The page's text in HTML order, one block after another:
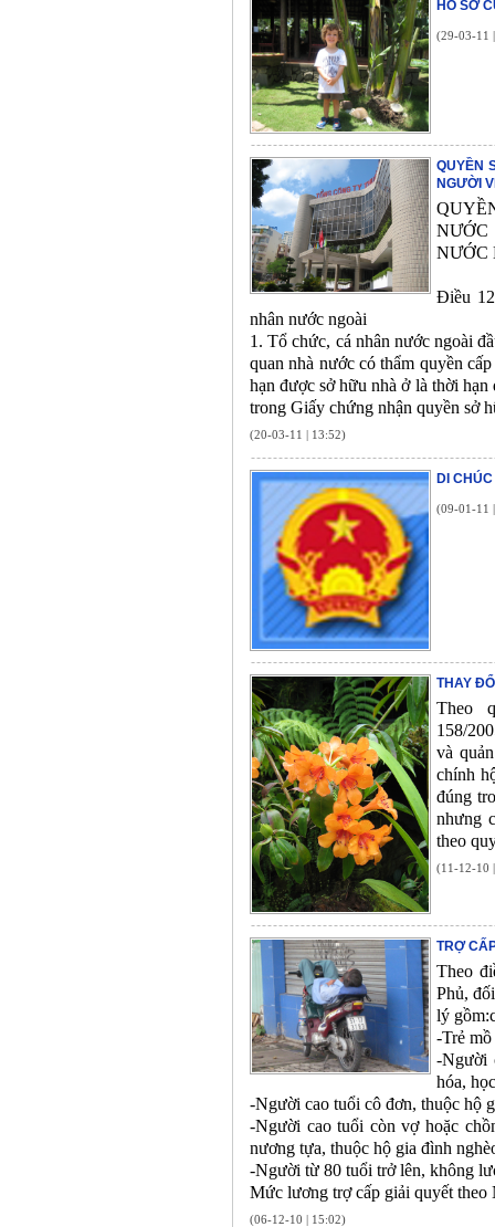
HỒ SƠ
(29-03-11
QUYỀN
NGƯỜI
NƯỚC
Điều
nhân nước ngoài
1. Tổ chức, cá nhân nước ngoài
quan nhà nước có thẩm quyền
hạn được sở hữu nhà ở là thời
trong Giấy chứng nhận quyền sở
(20-03-11 | 13:52)
DI
(09-01-11
THAY
Theo
158/
và
chính
đúng
nhưng
theo
(11-12-10
TRỢ
Theo
Phủ,
lý
-Trẻ
-Người
hóa,
-Người cao tuổi cô đơn, thuộc hộ
-Người cao tuổi còn vợ hoặc
nương tựa, thuộc hộ gia đình
-Người từ 80 tuổi trở lên, không
Mức lương trợ cấp giải quyết
(06-12-10 | 15:02)